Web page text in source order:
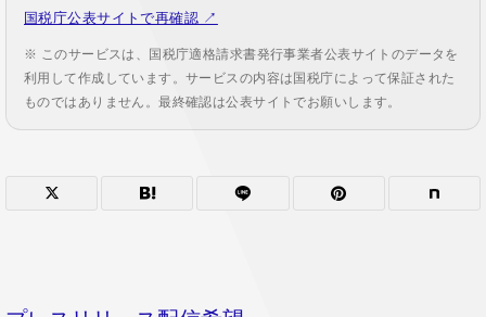
国税庁公表サイトで再確認 ↗
※ このサービスは、国税庁適格請求書発行事業者公表サイトのデータを
利用して作成しています。サービスの内容は国税庁によって保証された
ものではありません。最終確認は公表サイトでお願いします。